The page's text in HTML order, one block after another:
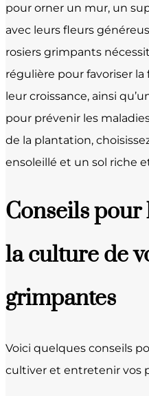
pour orner un mur, un
avec leurs fleurs
rosiers grimpants
régulière pour favoriser
leur croissance, ainsi
pour prévenir les
de la plantation,
ensoleillé et un sol riche
Conseils pour
la culture de
grimpantes
Voici quelques conseils
cultiver et entretenir vos